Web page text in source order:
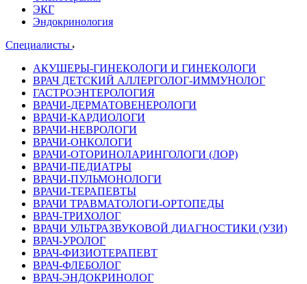
ЭКГ
Эндокринология
Специалисты
АКУШЕРЫ-ГИНЕКОЛОГИ И ГИНЕКОЛОГИ
ВРАЧ ДЕТСКИЙ АЛЛЕРГОЛОГ-ИММУНОЛОГ
ГАСТРОЭНТЕРОЛОГИЯ
ВРАЧИ-ДЕРМАТОВЕНЕРОЛОГИ
ВРАЧИ-КАРДИОЛОГИ
ВРАЧИ-НЕВРОЛОГИ
ВРАЧИ-ОНКОЛОГИ
ВРАЧИ-ОТОРИНОЛАРИНГОЛОГИ (ЛОР)
ВРАЧИ-ПЕДИАТРЫ
ВРАЧИ-ПУЛЬМОНОЛОГИ
ВРАЧИ-ТЕРАПЕВТЫ
ВРАЧИ ТРАВМАТОЛОГИ-ОРТОПЕДЫ
ВРАЧ-ТРИХОЛОГ
ВРАЧИ УЛЬТРАЗВУКОВОЙ ДИАГНОСТИКИ (УЗИ)
ВРАЧ-УРОЛОГ
ВРАЧ-ФИЗИОТЕРАПЕВТ
ВРАЧ-ФЛЕБОЛОГ
ВРАЧ-ЭНДОКРИНОЛОГ